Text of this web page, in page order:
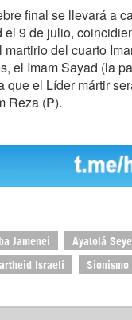
final se llevará a
el 9 de julio,
del cuarto
el Imam Sayad (la
que el Líder mártir
Reza (P).
Jamenei Ayatolá
Israelí Sionismo